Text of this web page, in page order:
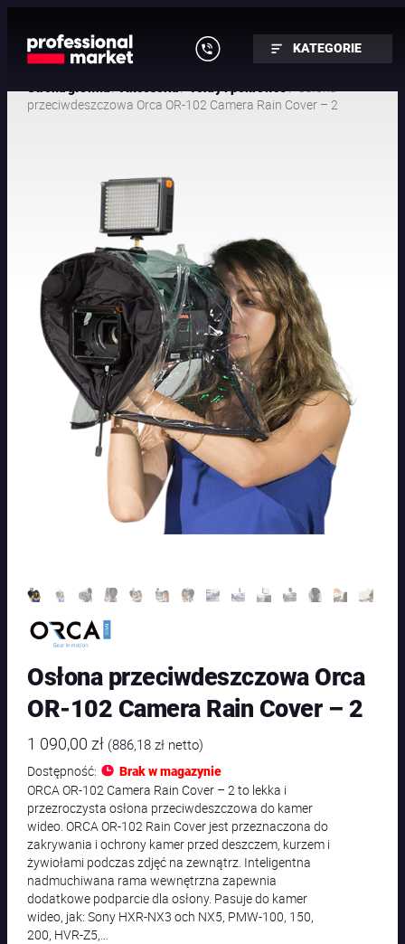
KATEGORIE
/ /
/ Osłona
przeciwdeszczowa Orca OR-102 Camera Rain Cover – 2
Osłona przeciwdeszczowa Orca
OR-102 Camera Rain Cover – 2
1 090,00 zł (886,18zł netto)
Dostępność:
Brak w magazynie
ORCA OR-102 Camera Rain Cover – 2 to lekka i
przezroczysta osłona przeciwdeszczowa do kamer
wideo. ORCA OR-102 Rain Cover jest przeznaczona do
zakrywania i ochrony kamer przed deszczem, kurzem i
żywiołami podczas zdjęć na zewnątrz. Inteligentna
nadmuchiwana rama wewnętrzna zapewnia
dodatkowe podparcie dla osłony. Pasuje do kamer
wideo, jak: Sony HXR-NX3 och NX5, PMW-100, 150,
200, HVR-Z5,…